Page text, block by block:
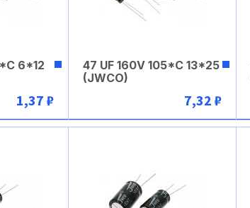
6*12
1,37 ₽
В корзину
47 UF 160V 105*C 13*25
(JWCO)
7,32 ₽